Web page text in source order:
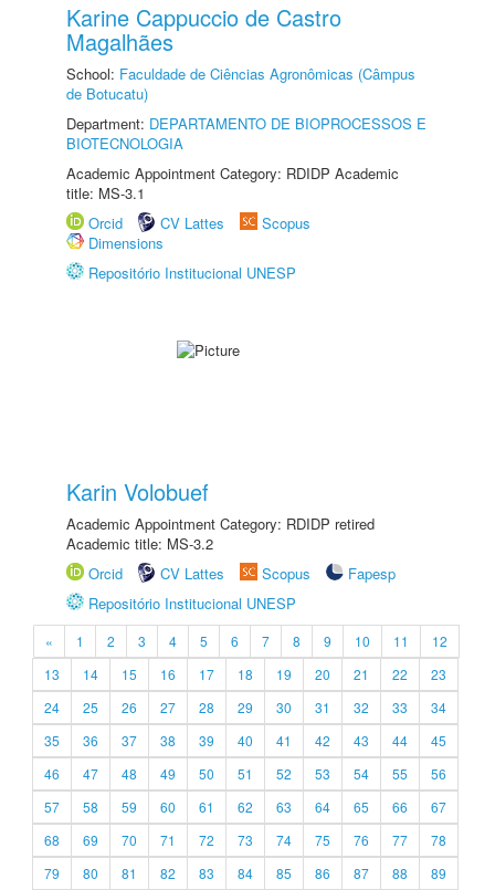
Karine Cappuccio de Castro
Magalhães
School: Faculdade de Ciências Agronômicas (Câmpus
de Botucatu)
Department: DEPARTAMENTO DE BIOPROCESSOS E
BIOTECNOLOGIA
Academic Appointment Category: RDIDP Academic
title: MS-3.1
Orcid
CV Lattes
Scopus
Dimensions
Repositório Institucional UNESP
Karin Volobuef
Academic Appointment Category: RDIDP retired
Academic title: MS-3.2
Orcid
CV Lattes Scopus
Fapesp
Repositório Institucional UNESP
« 1 2 3 4 5 6 7 8 9 10 11
12
13
14 15 16 17 18 19 20 21 22
23
24
25 26 27 28 29 30 31 32 33
34
35
36 37 38 39 40 41 42 43 44
45
46
47 48 49 50 51 52 53 54 55
56
57
58 59 60 61 62 63 64 65 66
67
68
69 70 71 72 73 74 75 76 77
78
79
80 81 82 83 84 85 86 87 88
89